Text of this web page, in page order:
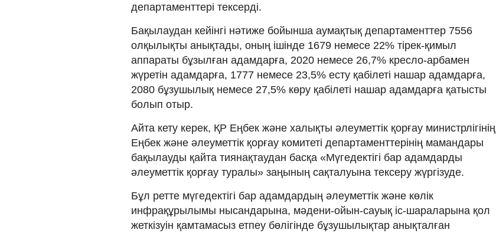
департаменттері тексерді.
Бақылаудан кейінгі нәтиже бойынша аумақтық департаменттер 7556
олқылықты анықтады, оның ішінде 1679 немесе 22% тірек-қимыл
аппараты бұзылған адамдарға, 2020 немесе 26,7% кресло-арбамен
жүретін адамдарға, 1777 немесе 23,5% есту қабілеті нашар адамдарға,
2080 бұзушылық немесе 27,5% көру қабілеті нашар адамдарға қатысты
болып отыр.
Айта кету керек, ҚР Еңбек және халықты әлеуметтік қорғау министрлігінің
Еңбек және әлеуметтік қорғау комитеті департаменттерінің мамандары
бақылауды қайта тиянақтаудан басқа «Мүгедектігі бар адамдарды
әлеуметтік қорғау туралы» заңының сақталуына тексеру жүргізуде.
Бұл ретте мүгедектігі бар адамдардың әлеуметтік және көлік
инфрақұрылымы нысандарына, мәдени-ойын-сауық іс-шараларына қол
жеткізуін қамтамасыз етпеу бөлігінде бұзушылықтар анықталған